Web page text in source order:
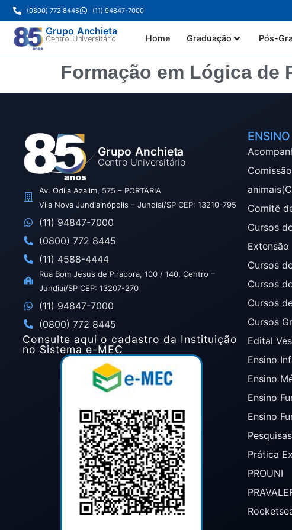
(0800) 772 8445 (11) 94847-7000
Grupo Anchieta
Centro Universitário Home Graduação Pós-
Formação em Lógica de
Grupo Anchieta
Centro Universitário
Av. Odila Azalim, 575 – PORTARIA
Vila Nova Jundiainópolis – Jundiaí/SP CEP: 13210-795
(11) 94847-7000
(0800) 772 8445
(11) 4588-4444
Rua Bom Jesus de Pirapora, 100 / 140, Centro –
Jundiaí/SP CEP: 13207-270
(11) 94847-7000
(0800) 772 8445
Consulte aqui o cadastro da Instituição
no Sistema e-MEC
ENSINO
Comitê
Cursos
Extensão
Cursos
Cursos
Cursos
Cursos
Edital
Ensino
Ensino
Ensino
Ensino
Pesquisas
Prática
PROUNI